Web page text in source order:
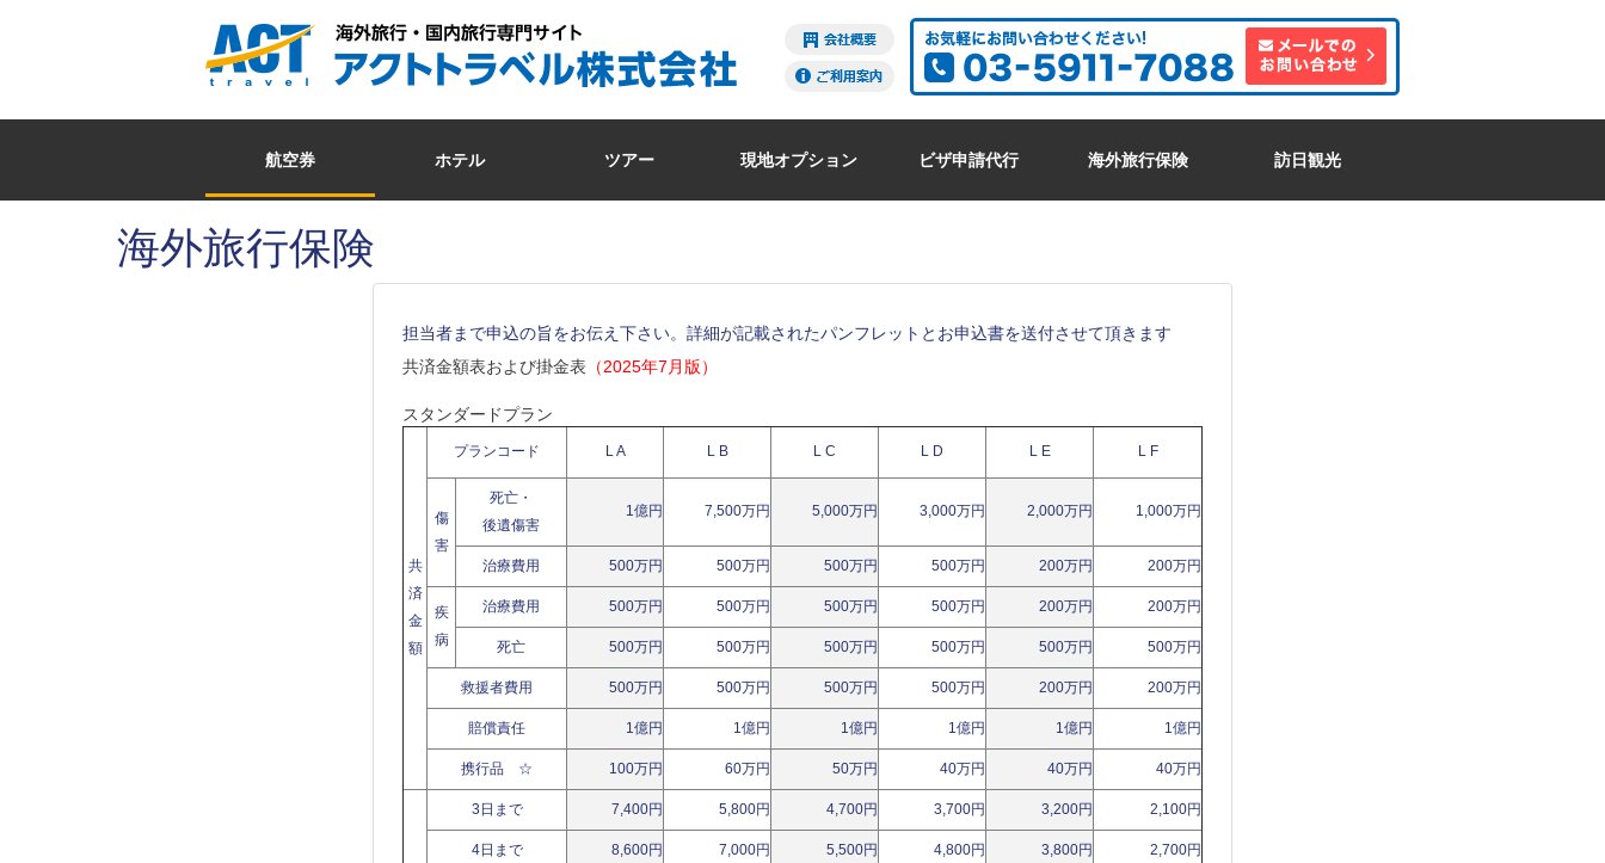
航空券 ホテル ツアー 現地オプション ビザ申請代行 海外旅行保険 訪日観光
海外旅行保険
担当者まで申込の旨をお伝え下さい。詳細が記載されたパンフレットとお申込書を送付させて頂きます
共済金額表および掛金表 （2025年7月版）
スタンダードプラン
共
済
金
額
プランコード L A L B L C L D L E L F
傷
害
死亡・
後遺傷害
1億円 7,500万円 5,000万円 3,000万円 2,000万円 1,000万円
治療費用 500万円 500万円 500万円 500万円 200万円 200万円
疾
病
治療費用 500万円 500万円 500万円 500万円 200万円 200万円
死亡 500万円 500万円 500万円 500万円 500万円 500万円
救援者費用 500万円 500万円 500万円 500万円 200万円 200万円
賠償責任 1億円 1億円 1億円 1億円 1億円 1億円
携行品 ☆ 100万円 60万円 50万円 40万円 40万円 40万円
3日まで 7,400円 5,800円 4,700円 3,700円 3,200円 2,100円
4日まで 8,600円 7,000円 5,500円 4,800円 3,800円 2,700円